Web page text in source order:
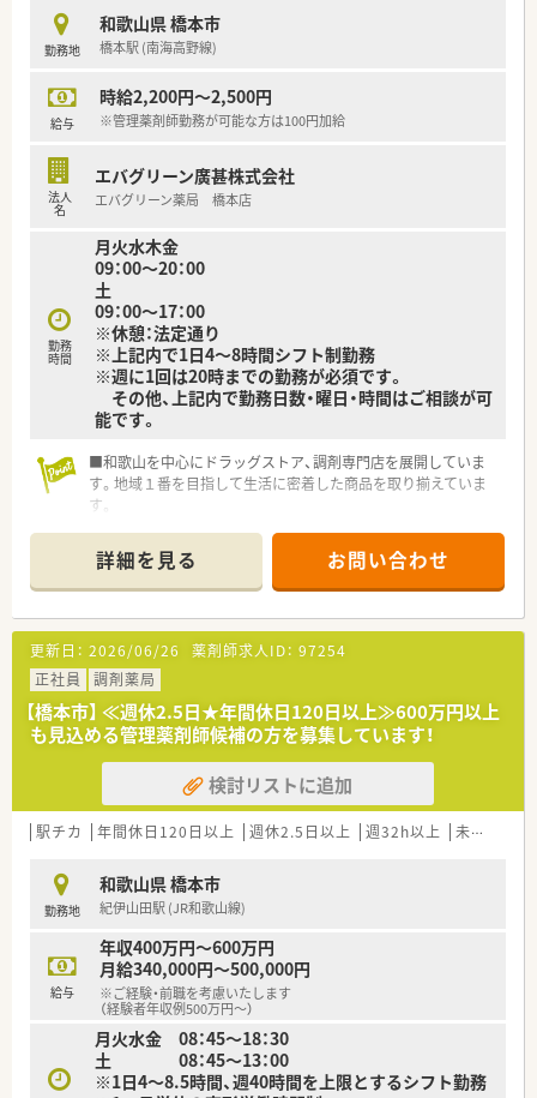
ー、特養老人ホームなどの介護系施設も運営しておられます。
＼ 業務内容について ／
師としての業務全般に関わることができます。
■栄養サポートチーム、褥瘡対策チーム、感染対策作業チーム、
薬剤師が参加しています。
■チーム医療の一員として、薬物療法を支援することで患者さま
のQOL向上に貢献しています。
琢磨しながらお仕事できます。
＼ こんな方におすすめ ／
■チーム医療の一員として貢献したい・経験を積みたい
■ワークライフバランスを大事に働きたい
■福利厚生など充実した環境で安心して長く勤務したい
■医療の質が十分確保されている病院で安心して勤務したい
■子育て中の方
勤務地
和歌山県 橋本市
橋本駅 (南海高野線)
給与
時給2,200円～2,500円
※管理薬剤師勤務が可能な方は100円加給
法人
名
エバグリーン廣甚株式会社
エバグリーン薬局 橋本店
勤務
時間
月火水木金
09：00～20：00
土
09：00～17：00
※休憩：法定通り
※上記内で1日4～8時間シフト制勤務
※週に1回は20時までの勤務が必須です。
その他、上記内で勤務日数・曜日・時間はご相談が可
能です。
■和歌山を中心にドラッグストア、調剤専門店を展開していま
す。地域１番を目指して生活に密着した商品を取り揃えていま
す。
相談ください。
詳細を見る お問い合わせ
更新日： 2026/06/26 薬剤師求人ID： 97254
正社員
調剤薬局
【橋本市】 ≪週休2.5日★年間休日120日以上≫600万円以上
も見込める管理薬剤師候補の方を募集しています！
検討リストに追加
駅チカ 年間休日120日以上 週休2.5日以上 週32h以上 未経験可
勤務地
和歌山県 橋本市
紀伊山田駅 (JR和歌山線)
給与
年収400万円～600万円
月給340,000円～500,000円
※ご経験・前職を考慮いたします
（経験者年収例500万円～）
月火水金 08：45～18：30
土 08：45～13：00
※1日4～8.5時間、週40時間を上限とするシフト勤務